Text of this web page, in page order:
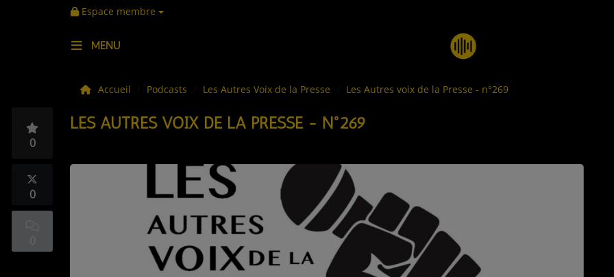
Espace membre
MENU
LA MUSIQUE
LES WEBRADIOS
Accueil Podcasts Les Autres Voix de la Presse Les Autres voix de la Presse - n°269
LES AUTRES VOIX DE LA PRESSE - N°269
0
0